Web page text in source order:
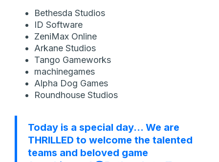
Bethesda Studios
ID Software
ZeniMax Online
Arkane Studios
Tango Gameworks
machinegames
Alpha Dog Games
Roundhouse Studios
Today is a special day… We are
THRILLED to welcome the talented
teams and beloved game